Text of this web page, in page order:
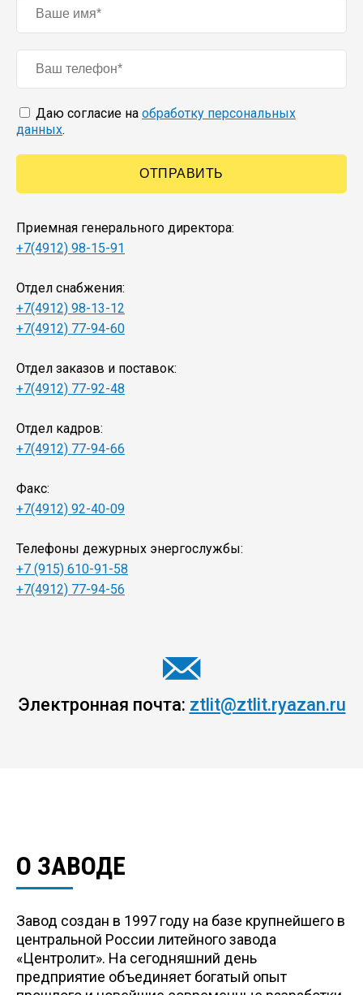
Даю согласие на обработку персональных
данных.
Приемная генерального директора:
+7(4912) 98-15-91
Отдел снабжения:
+7(4912) 98-13-12
+7(4912) 77-94-60
Отдел заказов и поставок:
+7(4912) 77-92-48
Отдел кадров:
+7(4912) 77-94-66
Факс:
+7(4912) 92-40-09
Телефоны дежурных энергослужбы:
+7 (915) 610-91-58
+7(4912) 77-94-56
Электронная почта: ztlit@ztlit.ryazan.ru
О ЗАВОДЕ
Завод создан в 1997 году на базе крупнейшего в
центральной России литейного завода
«Центролит». На сегодняшний день
предприятие объединяет богатый опыт